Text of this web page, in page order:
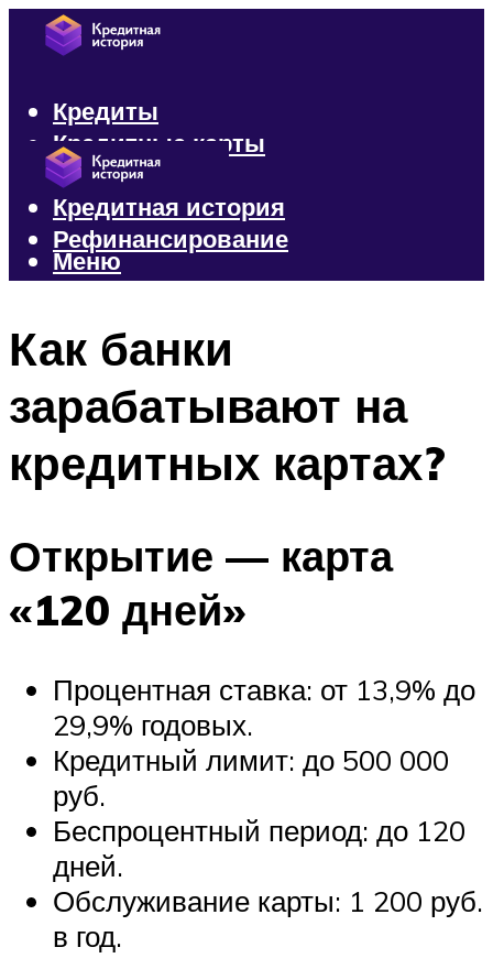
Кредиты
Кредитные карты
Микрозаймы
Кредитная история
Рефинансирование
Меню
Как банки
зарабатывают на
кредитных картах?
Открытие — карта
«120 дней»
Процентная ставка: от 13,9% до
29,9% годовых.
Кредитный лимит: до 500 000
руб.
Беспроцентный период: до 120
дней.
Обслуживание карты: 1 200 руб.
в год.